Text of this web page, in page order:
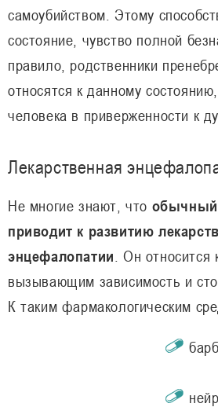
самоубийством. Этому
состояние, чувство полной
правило, родственники
относятся к данному
человека в приверженности к
Лекарственная
Не многие знают, что обычный
приводит к развитию
энцефалопатии . Он относится
вызывающим зависимость и
К таким фармакологическим